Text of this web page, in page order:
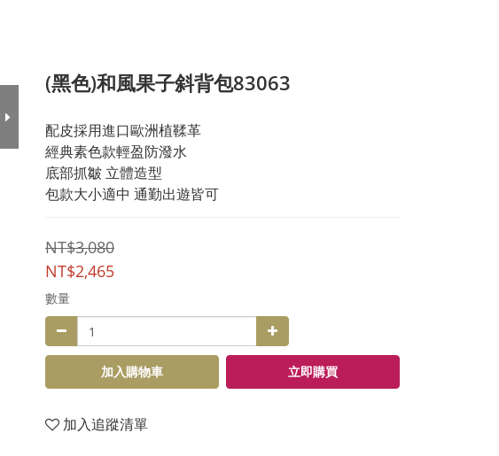
(黑色)和風果子斜背包83063
配皮採用進口歐洲植鞣革
經典素色款輕盈防潑水
底部抓皺 立體造型
包款大小適中 通勤出遊皆可
NT$3,080
NT$2,465
數量
加入購物車 立即購買
加入追蹤清單